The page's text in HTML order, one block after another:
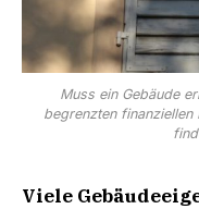
Muss ein Gebäude
begrenzten
Viele